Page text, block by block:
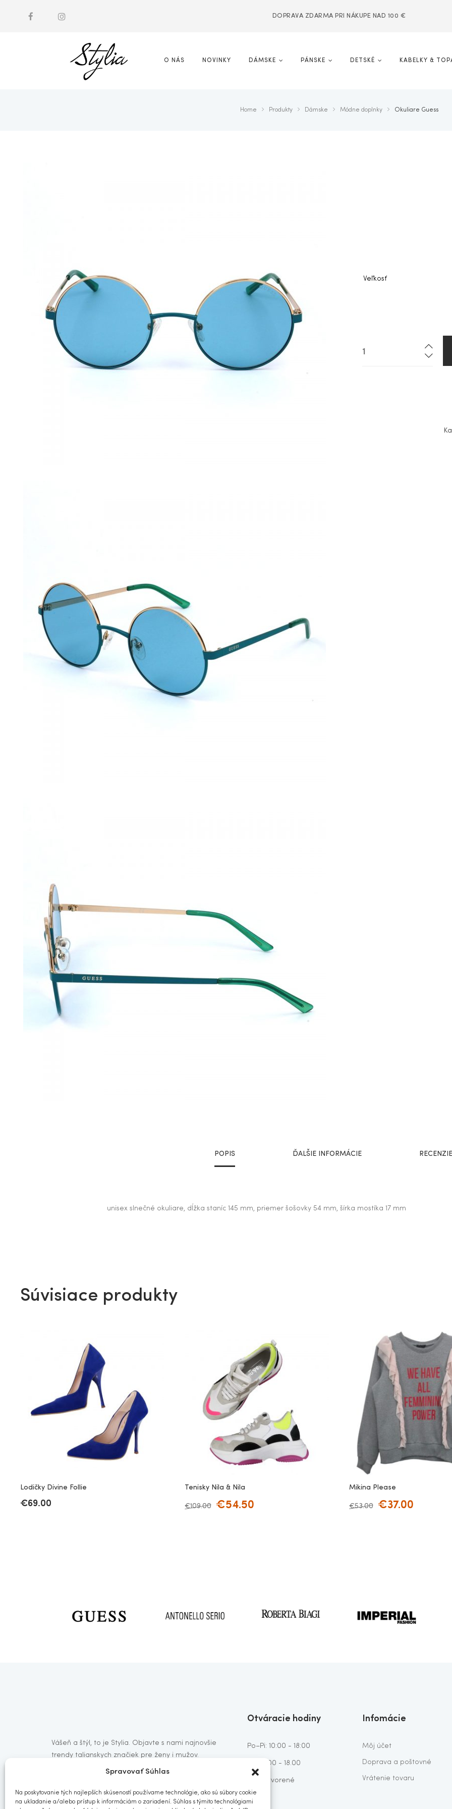
Spravovať Súhlas
Na poskytovanie tých najlepších skúseností používame technológie, ako sú súbory cookie
na ukladanie a/alebo prístup k informáciám o zariadení. Súhlas s týmito technológiami
DOPRAVA ZDARMA PRI NÁKUPE NAD 100 €
O NÁS NOVINKY DÁMSKE PÁNSKE DETSKÉ KABELKY &
Home Produkty Dámske Módne doplnky Okuliare Guess
Veľkosť
POPIS ĎALŠIE INFORMÁCIE
unisex slnečné okuliare, dĺžka staníc 145 mm, priemer šošovky 54 mm, šírka mostíka 17 mm
Súvisiace produkty
Lodičky Divine Follie
€69.00
Tenisky Nila & Nila
€109.00 €54.50
Mikina Please
€53.00 €37.00
Vášeň a štýl, to je Stylia. Objavte s nami najnovšie
trendy talianskych značiek pre ženy i mužov.
Otváracie hodiny
Po–Pi: 10:00 - 18:00
So: 10:00 - 18.00
Ne: Zatvorené
Infomácie
Môj účet
Doprava a poštovné
Vrátenie tovaru